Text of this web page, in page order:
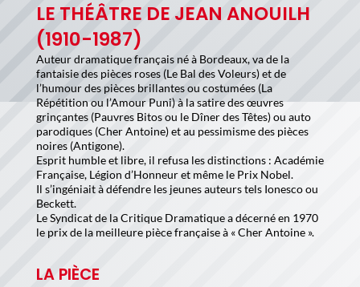
LE THÉÂTRE DE JEAN ANOUILH
(1910-1987)
Auteur dramatique français né à Bordeaux, va de la
fantaisie des pièces roses (Le Bal des Voleurs) et de
l’humour des pièces brillantes ou costumées (La
Répétition ou l’Amour Puni) à la satire des œuvres
grinçantes (Pauvres Bitos ou le Dîner des Têtes) ou auto
parodiques (Cher Antoine) et au pessimisme des pièces
noires (Antigone).
Esprit humble et libre, il refusa les distinctions : Académie
Française, Légion d’Honneur et même le Prix Nobel.
Il s’ingéniait à défendre les jeunes auteurs tels Ionesco ou
Beckett.
Le Syndicat de la Critique Dramatique a décerné en 1970
le prix de la meilleure pièce française à « Cher Antoine ».
LA PIÈCE